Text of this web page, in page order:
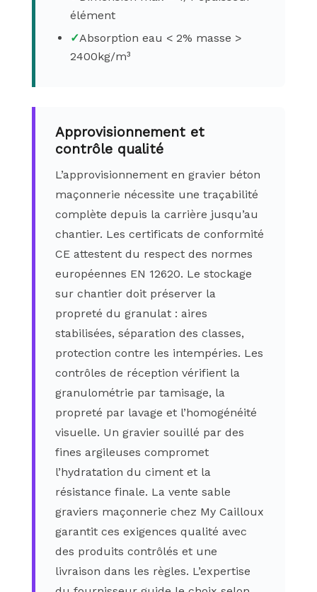
élément
✓Absorption eau < 2% masse >
2400kg/m³
Approvisionnement et
contrôle qualité
L’approvisionnement en gravier béton
maçonnerie nécessite une traçabilité
complète depuis la carrière jusqu’au
chantier. Les certificats de conformité
CE attestent du respect des normes
européennes EN 12620. Le stockage
sur chantier doit préserver la
propreté du granulat : aires
stabilisées, séparation des classes,
protection contre les intempéries. Les
contrôles de réception vérifient la
granulométrie par tamisage, la
propreté par lavage et l’homogénéité
visuelle. Un gravier souillé par des
fines argileuses compromet
l’hydratation du ciment et la
résistance finale. La vente sable
graviers maçonnerie chez My Cailloux
garantit ces exigences qualité avec
des produits contrôlés et une
livraison dans les règles. L’expertise